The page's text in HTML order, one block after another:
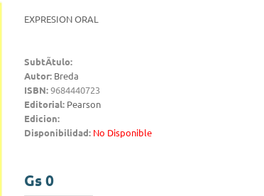
EXPRESION ORAL
SubtÃ­tulo:
Autor: Breda
ISBN:9684440723
Editorial: Pearson
Edicion:
Disponibilidad: No Disponible
Gs 0